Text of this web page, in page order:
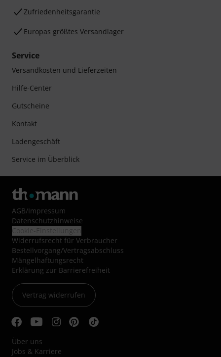
Zufriedenheitsgarantie
Europas größtes Versandlager
Service
Versandkosten und Lieferzeiten
Hilfe-Center
Gutscheine
Kontakt
Ladengeschäft
Service im Überblick
AGB/Impressum
Datenschutzhinweise
Widerrufsrecht für Verbraucher
Bestellvorgang/Vertragsabschluss
Mängelhaftungsrecht
Erklärung zur Barrierefreiheit
Vertrag widerrufen
Über uns
Jobs & Karriere